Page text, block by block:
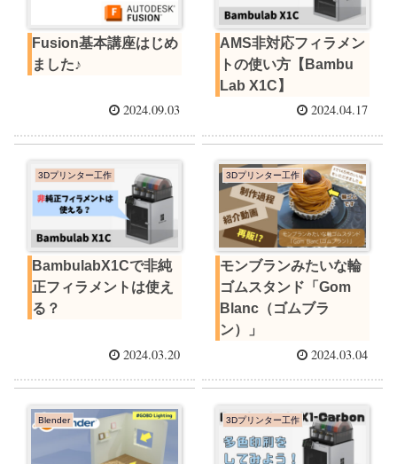
Fusion基本講座はじめ
ました♪
2024.09.03
AMS非対応フィラメン
トの使い方【Bambu
Lab X1C】
2024.04.17
3Dプリンター工作
BambulabX1Cで非純
正フィラメントは使え
る？
2024.03.20
3Dプリンター工作
モンブランみたいな輪
ゴムスタンド「Gom
Blanc（ゴムブラ
ン）」
2024.03.04
Blender 3Dプリンター工作